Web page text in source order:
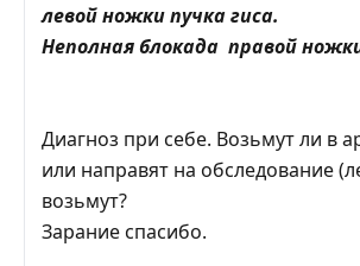
левой ножки пучка гиса.
Неполная блокада правой
Диагноз при себе. Возьмут ли в
или направят на обследование
возьмут?
Зарание спасибо.